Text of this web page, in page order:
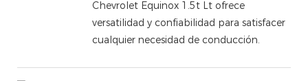
Chevrolet Equinox 1.5t Lt ofrece
versatilidad y confiabilidad para satisfacer
cualquier necesidad de conducción.